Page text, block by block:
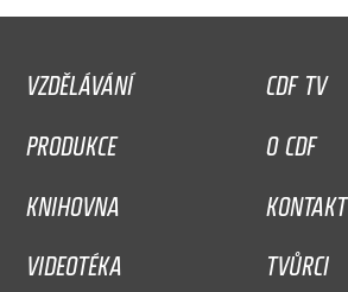
VZDĚLÁVÁNÍ
CDF TV
PRODUKCE
O CDF
KNIHOVNA
KONTAKT
VIDEOTÉKA
TVŮRCI